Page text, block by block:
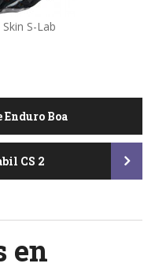
S-Lab
Boa
CS 2
en